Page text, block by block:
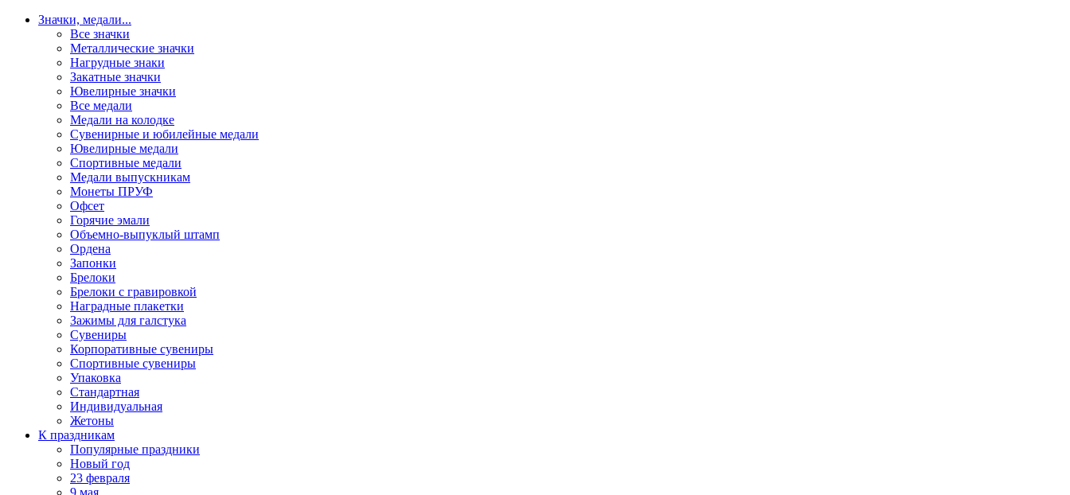
Значки, медали...
Все значки
Металлические значки
Нагрудные знаки
Закатные значки
Ювелирные значки
Все медали
Медали на колодке
Сувенирные и юбилейные медали
Ювелирные медали
Спортивные медали
Медали выпускникам
Монеты ПРУФ
Офсет
Горячие эмали
Объемно-выпуклый штамп
Ордена
Запонки
Брелоки
Брелоки с гравировкой
Наградные плакетки
Зажимы для галстука
Сувениры
Корпоративные сувениры
Спортивные сувениры
Упаковка
Стандартная
Индивидуальная
Жетоны
К праздникам
Популярные праздники
Новый год
23 февраля
9 мая